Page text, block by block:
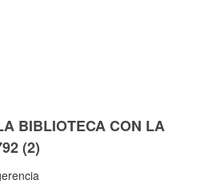
BIBLIOTECA CON LA
(2)